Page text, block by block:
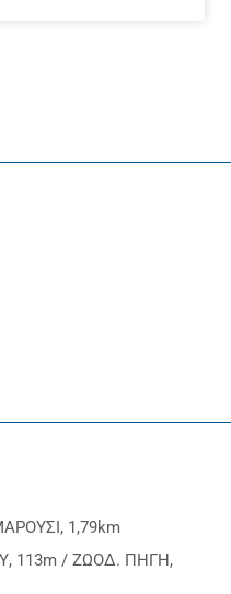
1,79km
113m / ΖΩΟΔ. ΠΗΓΗ,